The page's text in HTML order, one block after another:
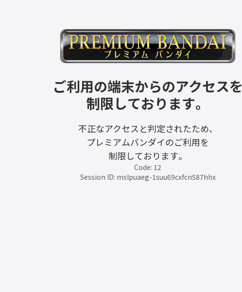
ご利用の端末からのアクセスを
制限しております。
不正なアクセスと判定されたため、
プレミアムバンダイのご利用を
制限しております。
Code: 12
Session ID: mslpuaeg-1suu69cxfcn587hhx